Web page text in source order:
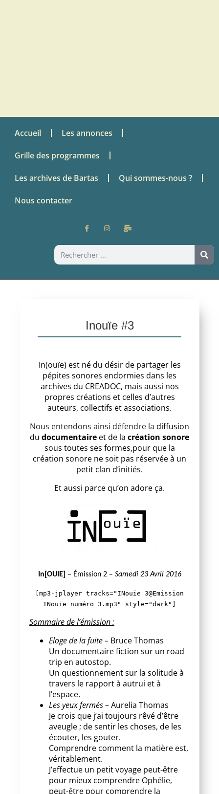
Accueil Les annonces
Grille des programmes
Les archives de Bartas Qui sommes-nous ?
Nous contacter
Inouïe #3
In(ouïe) est né du désir de partager les
pépites sonores endormies dans les
archives du CREADOC, mais aussi nos
propres créations et celles d’autres
auteurs, collectifs et associations.
Nous entendons ainsi défendre la diffusion
du documentaire et de la création sonore
sous toutes ses formes,pour que la
création sonore ne soit pas réservée à un
petit clan d’initiés.
Et aussi parce qu’on adore ça.
In[OUIE] – Émission 2 – Samedi 23 Avril 2016
[mp3-jplayer tracks="INouïe 3@Emission
INouie numéro 3.mp3" style="dark"]
Sommaire de l’émission :
Eloge de la fuite – Bruce Thomas
Un documentaire fiction sur un road
trip en autostop.
Un questionnement sur la solitude à
travers le rapport à autrui et à
l’espace.
Les yeux fermés – Aurelia Thomas
Je crois que j’ai toujours rêvé d’être
aveugle ; de sentir les choses, de les
écouter, les gouter.
Comprendre comment la matière est,
véritablement.
J’effectue un petit voyage peut-être
pour mieux comprendre Ophélie,
peut-être pour comprendre la